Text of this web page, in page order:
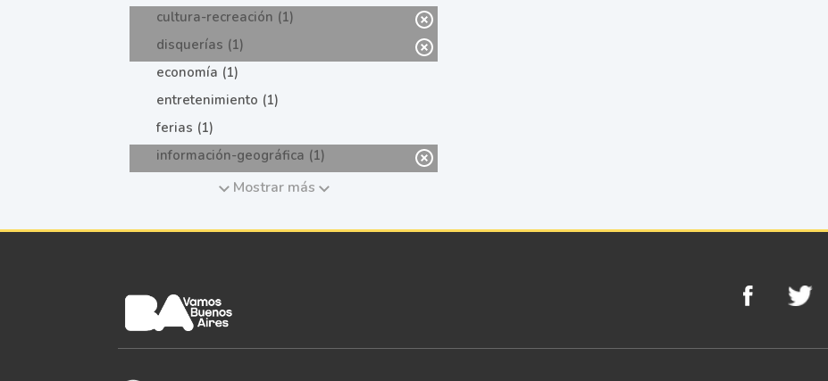
cultura-recreación (1)
disquerías (1)
economía (1)
entretenimiento (1)
ferias (1)
información-geográfica (1)
Mostrar más